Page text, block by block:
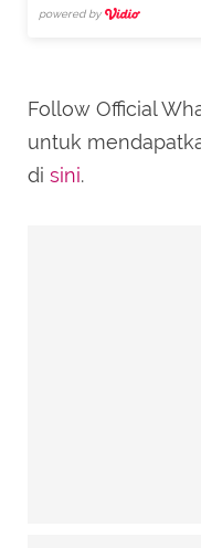
powered by
Follow Official
untuk
di sini.